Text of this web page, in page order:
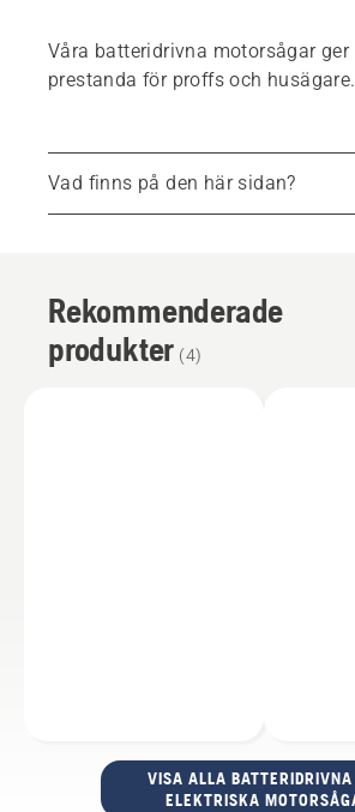
Våra batteridrivna motorsågar ger
prestanda för proffs och husägare.
Vad finns på den här sidan?
Rekommenderade produkter
Tjänster
Reservdelar och tillbehör
Rekommenderade
produkter (4)
VISA ALLA BATTERIDRIVNA
ELEKTRISKA